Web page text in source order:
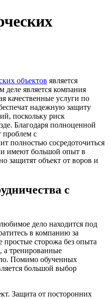
объектов является
является компания
качественные услуги по
надежную защиту
поскольку риск
Благодаря полноценной
проблем с
полностью сосредоточиться
имеют большой опыт в
защитят объект от воров и
с
дело находится под
в компанию за
сторожа без опыта
а тренированные
Помимо обученных
большой выбор
Защита от посторонних